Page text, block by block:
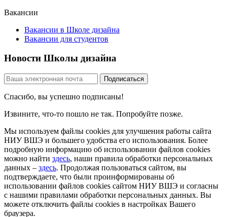
Вакансии
Вакансии в Школе дизайна
Вакансии для студентов
Новости Школы дизайна
Спасибо, вы успешно подписаны!
Извините, что-то пошло не так. Попробуйте позже.
Мы используем файлы cookies для улучшения работы сайта
НИУ ВШЭ и большего удобства его использования. Более
подробную информацию об использовании файлов cookies
можно найти здесь, наши правила обработки персональных
данных – здесь. Продолжая пользоваться сайтом, вы
подтверждаете, что были проинформированы об
использовании файлов cookies сайтом НИУ ВШЭ и согласны
с нашими правилами обработки персональных данных. Вы
можете отключить файлы cookies в настройках Вашего
браузера.